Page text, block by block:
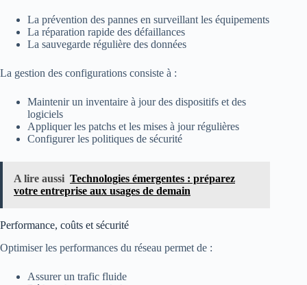
La prévention des pannes en surveillant les équipements
La réparation rapide des défaillances
La sauvegarde régulière des données
La gestion des configurations consiste à :
Maintenir un inventaire à jour des dispositifs et des
logiciels
Appliquer les patchs et les mises à jour régulières
Configurer les politiques de sécurité
A lire aussi Technologies émergentes : préparez
votre entreprise aux usages de demain
Performance, coûts et sécurité
Optimiser les performances du réseau permet de :
Assurer un trafic fluide